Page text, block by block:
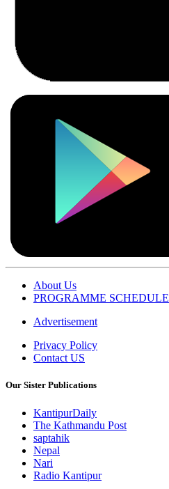
About Us
PROGRAMME SCHEDULE
Advertisement
Privacy Policy
Contact US
Our Sister Publications
KantipurDaily
The Kathmandu Post
saptahik
Nepal
Nari
Radio Kantipur